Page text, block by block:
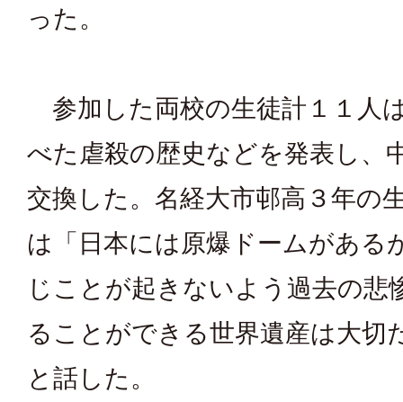
った。
参加した両校の生徒計１１人
べた虐殺の歴史などを発表し、
交換した。名経大市邨高３年の
は「日本には原爆ドームがある
じことが起きないよう過去の悲
ることができる世界遺産は大切
と話した。